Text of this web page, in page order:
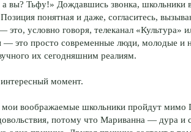
а вы? Тьфу!» Дождавшись звонка, школьники
понятная и даже, согласитесь,
условно говоря, телеканал «Культура»
— это просто современные люди, молодые и
их сегодняшним реалиям.
момент.
мои воображаемые школьники пройдут
потому что Мариванна — дура и